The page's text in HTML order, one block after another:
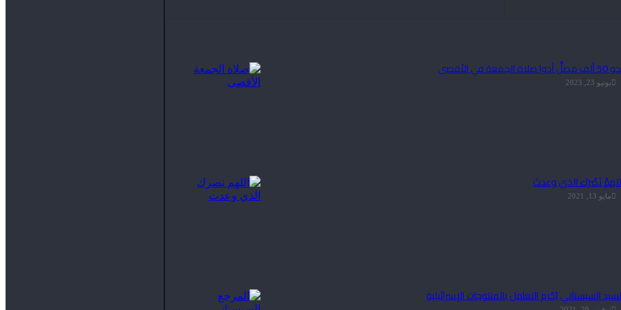
صلاة الجمعة في الأقصى
يونيو 23, 2023
نَصْرَك الذي وعدتَ
مايو 13, 2021
السيستاني يُحّرم التعامل بالمنتوجات الإسرائيلية